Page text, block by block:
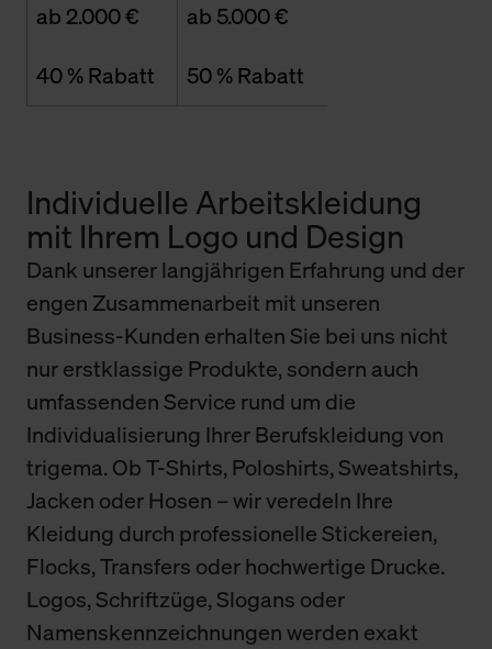
ab 2.000 €
40 % Rabatt
ab 5.000 €
50 % Rabatt
Individuelle Arbeitskleidung
mit Ihrem Logo und Design
Dank unserer langjährigen Erfahrung und der
engen Zusammenarbeit mit unseren
Business-Kunden erhalten Sie bei uns nicht
nur erstklassige Produkte, sondern auch
umfassenden Service rund um die
Individualisierung Ihrer Berufskleidung von
trigema. Ob T-Shirts, Poloshirts, Sweatshirts,
Jacken oder Hosen – wir veredeln Ihre
Kleidung durch professionelle Stickereien,
Flocks, Transfers oder hochwertige Drucke.
Logos, Schriftzüge, Slogans oder
Namenskennzeichnungen werden exakt